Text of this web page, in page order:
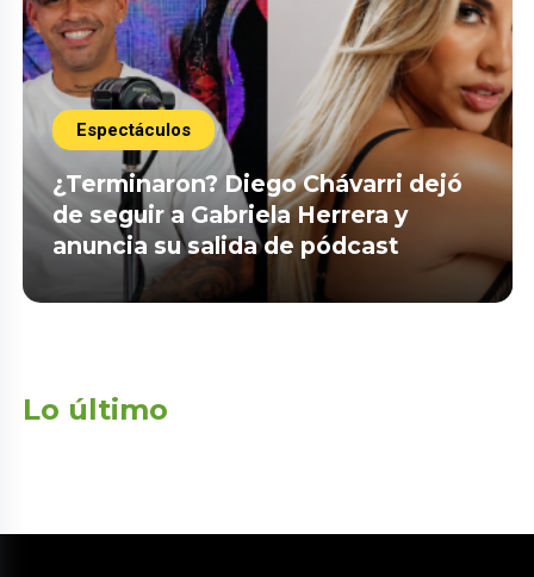
Espectáculos
¿Terminaron? Diego Chávarri dejó
de seguir a Gabriela Herrera y
anuncia su salida de pódcast
Lo último